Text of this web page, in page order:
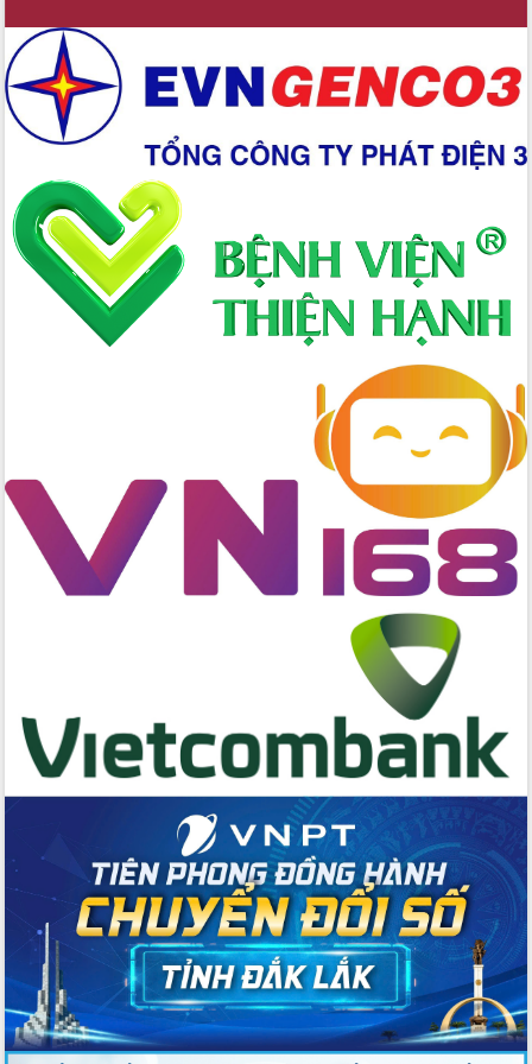
Xây dựng nền hành chính số đồng
hành cùng nông dân dân, doanh nghiệp
Giai đoạn 2026-2030, Đắk Lắk phấn
đấu có 77% xã đạt chuẩn nông thôn
mới
Chuyển đổi số 'mở đường' cho nông
nghiệp Đắk Lắk tăng trưởng bứt phá
Triển khai đồng bộ đo đạc, lập hồ sơ
địa chính, hoàn thiện cơ sở dữ liệu đất
đai
Ứng dụng sinh trắc học - Bước tiến
trong hành trình chuyển đổi số tại Đắk
Tập huấn nâng cao năng lực triển khai
chuyển đổi số cho cán bộ, công chức
cấp xã
Đắk Lắk phát động hưởng ứng Ngày
Quyền của người tiêu dùng Việt Nam
Tổ chức trang trọng Lễ hội Đền thờ
Lương Văn Chánh năm 2026
Phó Bí thư Tỉnh ủy Đắk Lắk Đỗ Hữu
Bệnh án điện tử thúc đẩy chuyển đổi
số y tế tại Đắk Lắk
Chuyển đổi số thư viện: Mở rộng
không gian tri thức trong thời đại số
Đánh giá, rút kinh nghiệm công tác tổ
chức diễn tập trước ngày bầu cử
Chương trình “Gặp gỡ hữu nghị –
Friendship Meeting New Year 2026”